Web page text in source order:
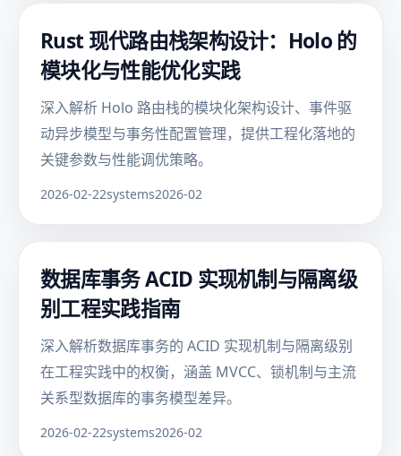
Rust 现代路由栈架构设计：Holo 的
模块化与性能优化实践
深入解析 Holo 路由栈的模块化架构设计、事件驱
动异步模型与事务性配置管理，提供工程化落地的
关键参数与性能调优策略。
2026-02-22systems2026-02
数据库事务 ACID 实现机制与隔离级
别工程实践指南
深入解析数据库事务的 ACID 实现机制与隔离级别
在工程实践中的权衡，涵盖 MVCC、锁机制与主流
关系型数据库的事务模型差异。
2026-02-22systems2026-02